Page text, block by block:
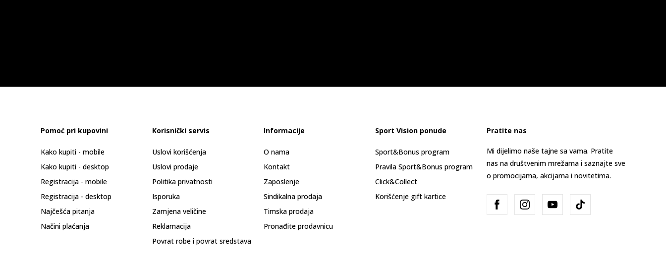
Pomoć pri kupovini
Kako kupiti - mobile
Kako kupiti - desktop
Registracija - mobile
Registracija - desktop
Najčešća pitanja
Načini plaćanja
Korisnički servis
Uslovi korišćenja
Uslovi prodaje
Politika privatnosti
Isporuka
Zamjena veličine
Reklamacija
Povrat robe i povrat sredstava
Informacije
O nama
Kontakt
Zaposlenje
Sindikalna prodaja
Timska prodaja
Pronađite prodavnicu
Sport Vision ponude
Sport&Bonus program
Pravila Sport&Bonus program
Click&Collect
Korišćenje gift kartice
Pratite nas
Mi dijelimo naše tajne sa vama. Pratite
nas na društvenim mrežama i saznajte sve
o promocijama, akcijama i novitetima.